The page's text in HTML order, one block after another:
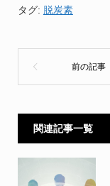
タグ: 脱炭素
関連記事一覧